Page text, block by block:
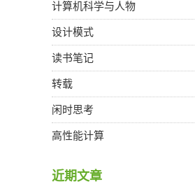
计算机科学与人物
设计模式
读书笔记
转载
闲时思考
高性能计算
近期文章